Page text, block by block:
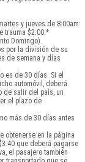
y jueves de 8:00am
trauma $2.00.*
Domingo).
por la división de su
de semana y días
es de 30 días. Si el
automóvil, deberá
de salir del país, un
el plazo de
más de 30 días antes
obtenerse en la página
que deberá pagarse
el pasajero también